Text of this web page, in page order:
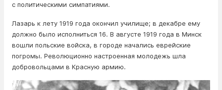
с политическими симпатиями.
Лазарь к лету 1919 года окончил училище; в декабре ему
должно было исполниться 16. В августе 1919 года в Минск
вошли польские войска, в городе начались еврейские
погромы. Революционно настроенная молодежь шла
добровольцами в Красную армию.